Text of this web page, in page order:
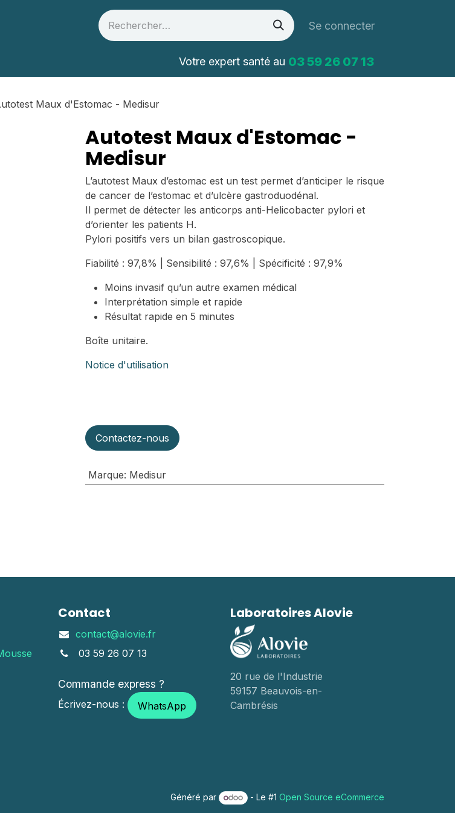
Se connecter
Votre expert santé au 03 59 26 07 13
Maux d'Estomac - Medisur
Autotest Maux d'Estomac -
Medisur
L’autotest Maux d’estomac est un test permet d’anticiper le risque
de cancer de l’estomac et d’ulcère gastroduodénal.
Il permet de détecter les anticorps anti-Helicobacter pylori et
d’orienter les patients H.
Pylori positifs vers un bilan gastroscopique.
Fiabilité : 97,8% | Sensibilité : 97,6% | Spécificité : 97,9%
Moins invasif qu’un autre examen médical
Interprétation simple et rapide
Résultat rapide en 5 minutes
Boîte unitaire.
Notice d'utilisation
Contactez-nous
Marque: Medisur
Contact
contact@alovie.fr
03 59 26 07 13
Commande express ?
Écrivez-nous : WhatsApp
Laboratoires Alovie
20 rue de l'Industrie
59157 Beauvois-en-
Cambrésis
Généré par - Le #1 Open Source eCommerce